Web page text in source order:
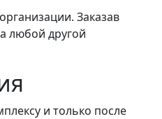
Заказав
любой другой
и только после